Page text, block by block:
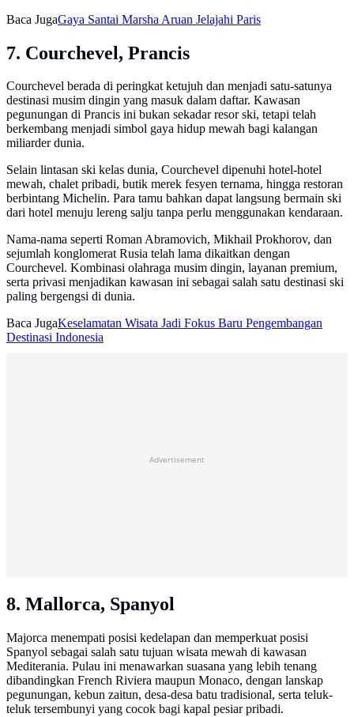
Baca JugaGaya Santai Marsha Aruan Jelajahi Paris
7. Courchevel, Prancis
Courchevel berada di peringkat ketujuh dan menjadi satu-satunya
destinasi musim dingin yang masuk dalam daftar. Kawasan
pegunungan di Prancis ini bukan sekadar resor ski, tetapi telah
berkembang menjadi simbol gaya hidup mewah bagi kalangan
miliarder dunia.
Selain lintasan ski kelas dunia, Courchevel dipenuhi hotel-hotel
mewah, chalet pribadi, butik merek fesyen ternama, hingga restoran
berbintang Michelin. Para tamu bahkan dapat langsung bermain ski
dari hotel menuju lereng salju tanpa perlu menggunakan kendaraan.
Nama-nama seperti Roman Abramovich, Mikhail Prokhorov, dan
sejumlah konglomerat Rusia telah lama dikaitkan dengan
Courchevel. Kombinasi olahraga musim dingin, layanan premium,
serta privasi menjadikan kawasan ini sebagai salah satu destinasi ski
paling bergengsi di dunia.
Baca JugaKeselamatan Wisata Jadi Fokus Baru Pengembangan
Destinasi Indonesia
Advertisement
8. Mallorca, Spanyol
Majorca menempati posisi kedelapan dan memperkuat posisi
Spanyol sebagai salah satu tujuan wisata mewah di kawasan
Mediterania. Pulau ini menawarkan suasana yang lebih tenang
dibandingkan French Riviera maupun Monaco, dengan lanskap
pegunungan, kebun zaitun, desa-desa batu tradisional, serta teluk-
teluk tersembunyi yang cocok bagi kapal pesiar pribadi.